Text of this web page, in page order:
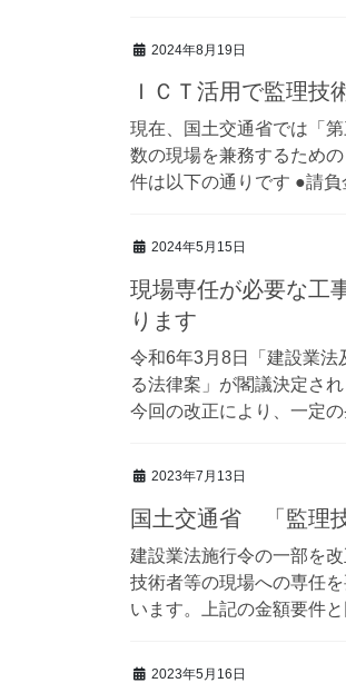
2024年8月19日
ＩＣＴ活用で監理技
現在、国土交通省では「
数の現場を兼務するため
件は以下の通りです ●請
2024年5月15日
現場専任が必要な工
ります
令和6年3月8日「建設業法
る法律案」が閣議決定さ
今回の改正により、一定
2023年7月13日
国土交通省 「監理
建設業法施行令の一部を
技術者等の現場への専任
います。上記の金額要件
2023年5月16日